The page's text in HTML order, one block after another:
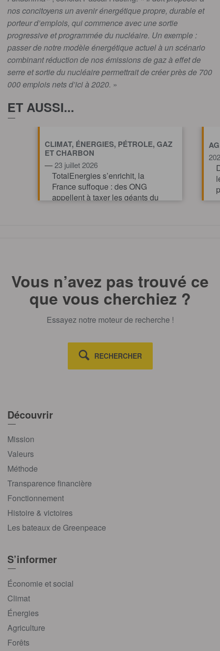
nos concitoyens un avenir énergétique propre, durable et
porteur d’emplois, qui commence avec une sortie
progressive et programmée du nucléaire. Un exemple :
passer de notre modèle énergétique actuel à un scénario
combinant réduction de nos émissions de gaz à effet de
serre et sortie du nucléaire permettrait de créer près de 700
000 emplois nets d’ici à 2020. »
ET AUSSI...
CLIMAT, ÉNERGIES, PÉTROLE, GAZ
ET CHARBON
—23 juillet 2026
TotalEnergies s’enrichit, la
France suffoque : des ONG
appellent à taxer les géants du
Vous n’avez pas trouvé ce
que vous cherchiez ?
Essayez notre moteur de recherche !
RECHERCHER
Découvrir
Mission
Valeurs
Méthode
Transparence financière
Fonctionnement
Histoire & victoires
Les bateaux de Greenpeace
S’informer
Économie et social
Climat
Énergies
Agriculture
Forêts